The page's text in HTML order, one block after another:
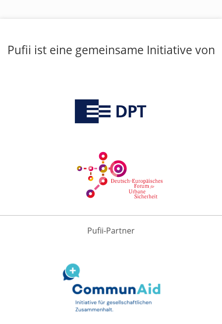
Pufii ist eine gemeinsame Initiative von
Pufii-Partner